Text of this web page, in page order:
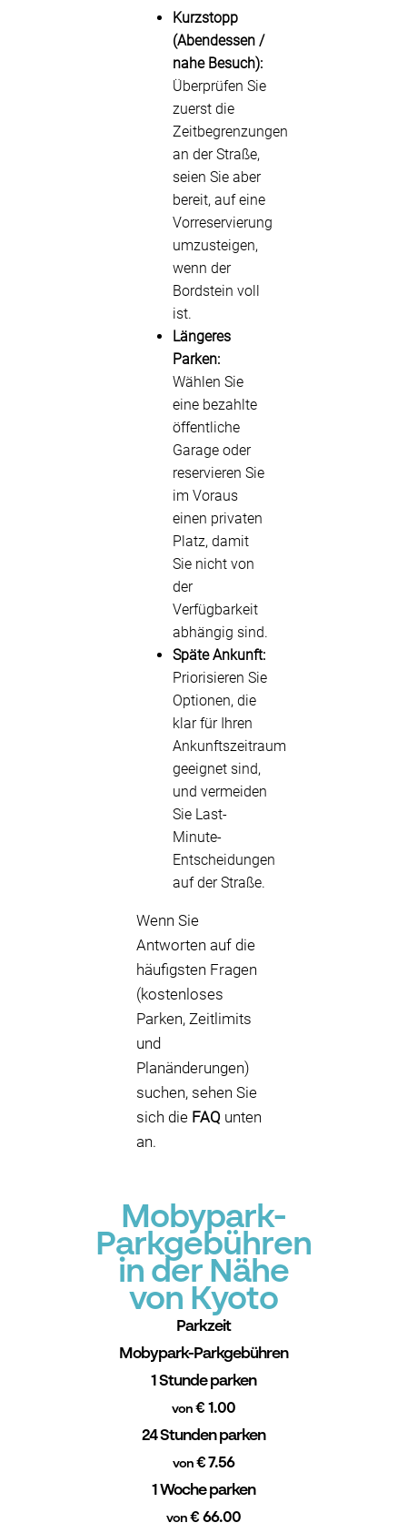
Kurzstopp
(Abendessen /
nahe Besuch):
Überprüfen Sie
zuerst die
Zeitbegrenzungen
an der Straße,
seien Sie aber
bereit, auf eine
Vorreservierung
umzusteigen,
wenn der
Bordstein voll
ist.
Längeres
Parken:
Wählen Sie
eine bezahlte
öffentliche
Garage oder
reservieren Sie
im Voraus
einen privaten
Platz, damit
Sie nicht von
der
Verfügbarkeit
abhängig sind.
Späte Ankunft:
Priorisieren Sie
Optionen, die
klar für Ihren
Ankunftszeitraum
geeignet sind,
und vermeiden
Sie Last-
Minute-
Entscheidungen
auf der Straße.
Wenn Sie
Antworten auf die
häufigsten Fragen
(kostenloses
Parken, Zeitlimits
und
Planänderungen)
suchen, sehen Sie
sich die FAQ unten
an.
Mobypark-
Parkgebühren
in der Nähe
von Kyoto
Parkzeit
Mobypark-Parkgebühren
1 Stunde parken
von € 1.00
24 Stunden parken
von€ 7.56
1 Woche parken
von € 66.00